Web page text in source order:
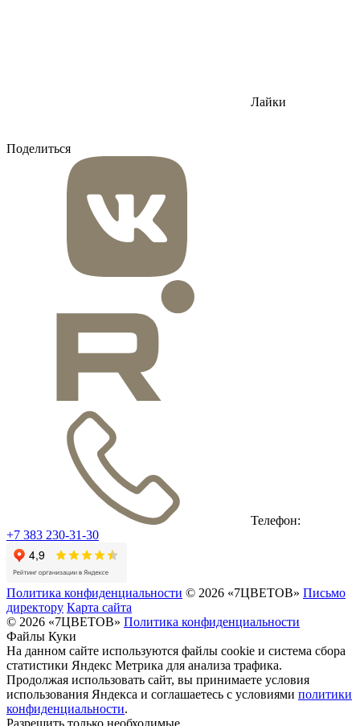
Лайки
Поделиться
Телефон:
+7 383 230-31-30
Политика конфиденциальности © 2026 «7ЦВЕТОВ» Письмо
директору Карта сайта
© 2026 «7ЦВЕТОВ» Политика конфиденциальности
Файлы Куки
На данном сайте используются файлы cookie и система сбора
статистики Яндекс Метрика для анализа трафика.
Продолжая использовать сайт, вы принимаете условия
использования Яндекса и соглашаетесь с условиями политики
конфиденциальности.
Разрешить только необходимые